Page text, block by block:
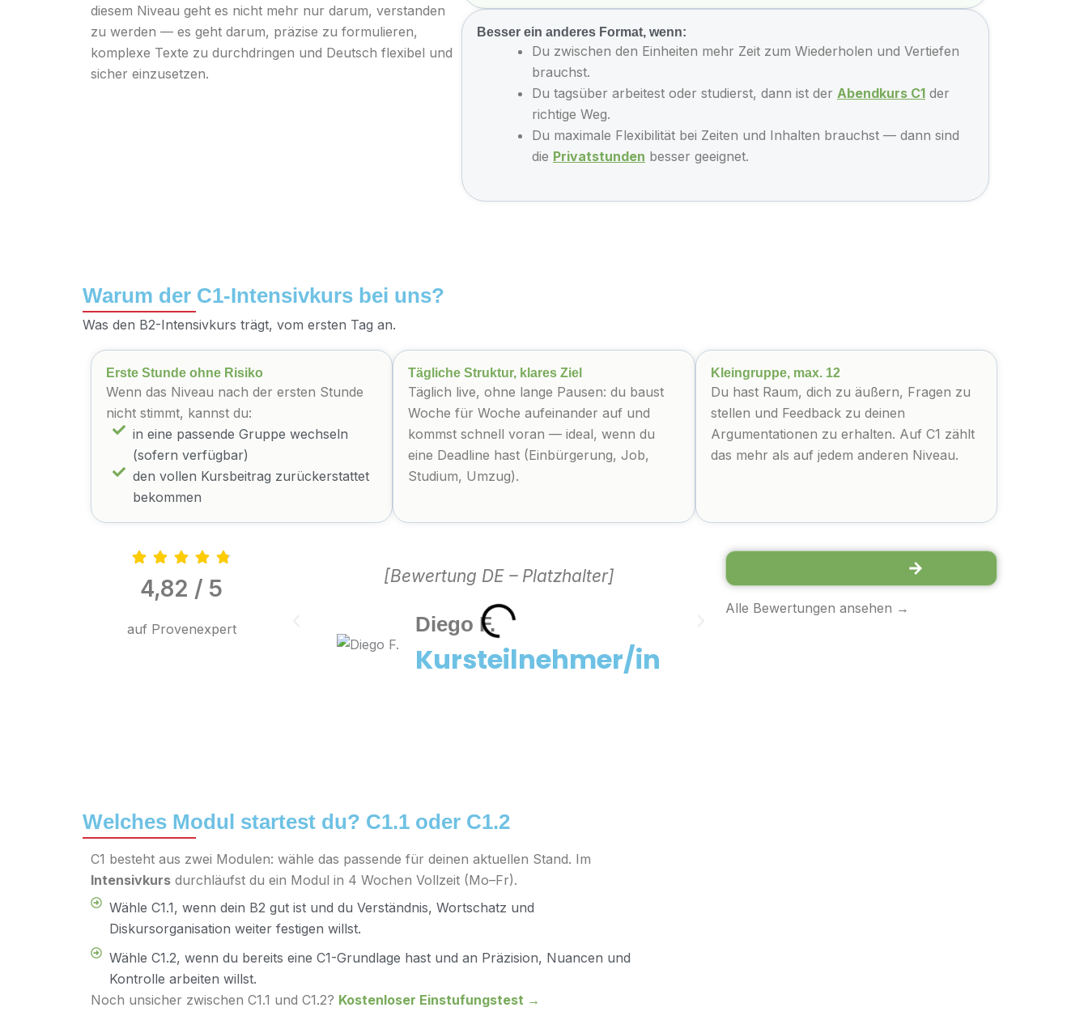
diesem Niveau geht es nicht mehr nur darum, verstanden
zu werden — es geht darum, präzise zu formulieren,
komplexe Texte zu durchdringen und Deutsch flexibel und
sicher einzusetzen.
Besser ein anderes Format, wenn:
Du zwischen den Einheiten mehr Zeit zum Wiederholen und Vertiefen
brauchst.
Du tagsüber arbeitest oder studierst, dann ist der Abendkurs C1 der
richtige Weg.
Du maximale Flexibilität bei Zeiten und Inhalten brauchst — dann sind
die Privatstunden besser geeignet.
Warum der C1-Intensivkurs bei uns?
Was den B2-Intensivkurs trägt, vom ersten Tag an.
Erste Stunde ohne Risiko
Wenn das Niveau nach der ersten Stunde
nicht stimmt, kannst du:
in eine passende Gruppe wechseln
(sofern verfügbar)
den vollen Kursbeitrag zurückerstattet
bekommen
Tägliche Struktur, klares Ziel
Täglich live, ohne lange Pausen: du baust
Woche für Woche aufeinander auf und
kommst schnell voran — ideal, wenn du
eine Deadline hast (Einbürgerung, Job,
Studium, Umzug).
Kleingruppe, max. 12
Du hast Raum, dich zu äußern, Fragen zu
stellen und Feedback zu deinen
Argumentationen zu erhalten. Auf C1 zählt
das mehr als auf jedem anderen Niveau.
4,82 / 5
auf Provenexpert
[Bewertung DE – Platzhalter]
Diego F.
Kursteilnehmer/in
[Bewertung DE – Platzhalter]
Alle Bewertungen ansehen →
Welches Modul startest du? C1.1 oder C1.2
C1 besteht aus zwei Modulen: wähle das passende für deinen aktuellen Stand. Im
Intensivkurs durchläufst du ein Modul in 4 Wochen Vollzeit (Mo–Fr).
Wähle C1.1, wenn dein B2 gut ist und du Verständnis, Wortschatz und
Diskursorganisation weiter festigen willst.
Wähle C1.2, wenn du bereits eine C1-Grundlage hast und an Präzision, Nuancen und
Kontrolle arbeiten willst.
Noch unsicher zwischen C1.1 und C1.2? Kostenloser Einstufungstest →